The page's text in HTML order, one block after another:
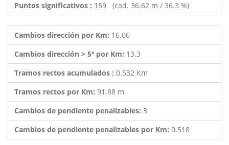
Puntos significativos : 159 (cad. 36.62 m / 36.3 %)
Cambios dirección por Km: 16.06
Cambios dirección > 5º por Km: 13.3
Tramos rectos acumulados : 0.532 Km
Tramos rectos por Km: 91.88 m
Cambios de pendiente penalizables: 3
Cambios de pendiente penalizables por Km: 0.518